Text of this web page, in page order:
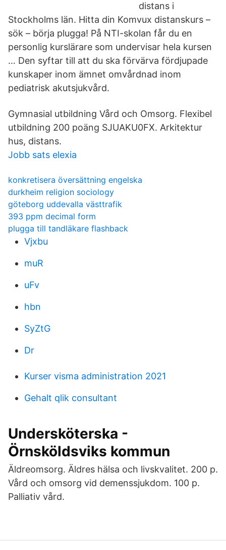
distans i
Stockholms län. Hitta din Komvux distanskurs –
sök – börja plugga! På NTI-skolan får du en
personlig kurslärare som undervisar hela kursen
… Den syftar till att du ska förvärva fördjupade
kunskaper inom ämnet omvårdnad inom
pediatrisk akutsjukvård.
Gymnasial utbildning Vård och Omsorg. Flexibel
utbildning 200 poäng SJUAKU0FX. Arkitektur
hus, distans.
Jobb sats elexia
konkretisera översättning engelska
durkheim religion sociology
göteborg uddevalla västtrafik
393 ppm decimal form
plugga till tandläkare flashback
Vjxbu
muR
uFv
hbn
SyZtG
Dr
Kurser visma administration 2021
Gehalt qlik consultant
Undersköterska -
Örnsköldsviks kommun
Äldreomsorg. Äldres hälsa och livskvalitet. 200 p.
Vård och omsorg vid demenssjukdom. 100 p.
Palliativ vård.